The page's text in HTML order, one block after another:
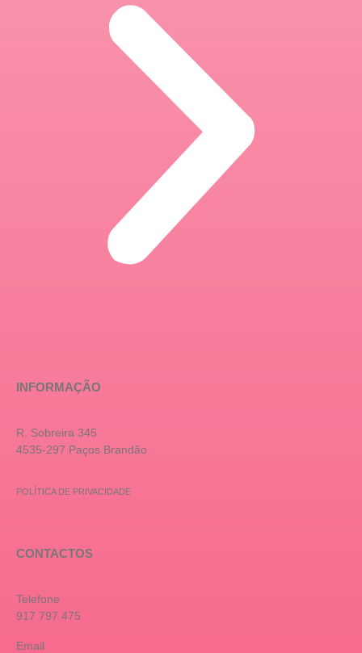
INFORMAÇÃO
R. Sobreira 345
4535-297 Paços Brandão
POLÍTICA DE PRIVACIDADE
CONTACTOS
Telefone
917 797 475
Email